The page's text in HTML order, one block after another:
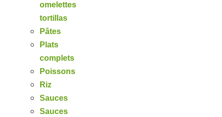
omelettes
tortillas
Pâtes
Plats
complets
Poissons
Riz
Sauces
Sauces